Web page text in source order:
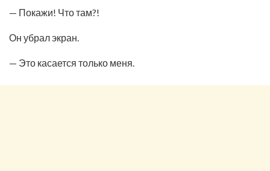
— Покажи! Что там?!
Он убрал экран.
— Это касается только меня.